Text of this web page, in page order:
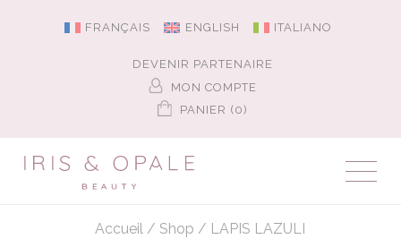
FRANÇAIS ENGLISH ITALIANO
DEVENIR PARTENAIRE
MON COMPTE
PANIER (0)
Accueil / Shop / LAPIS LAZULI